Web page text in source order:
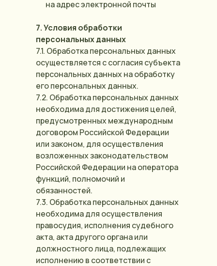
на адрес электронной почты
7. Условия обработки
персональных данных
7.1. Обработка персональных данных
осуществляется с согласия субъекта
персональных данных на обработку
его персональных данных.
7.2. Обработка персональных данных
необходима для достижения целей,
предусмотренных международным
договором Российской Федерации
или законом, для осуществления
возложенных законодательством
Российской Федерации на оператора
функций, полномочий и
обязанностей.
7.3. Обработка персональных данных
необходима для осуществления
правосудия, исполнения судебного
акта, акта другого органа или
должностного лица, подлежащих
исполнению в соответствии с